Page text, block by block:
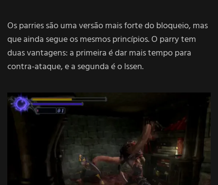
Os parries são uma versão mais forte do bloqueio, mas
que ainda segue os mesmos princípios. O parry tem
duas vantagens: a primeira é dar mais tempo para
contra-ataque, e a segunda é o Issen.